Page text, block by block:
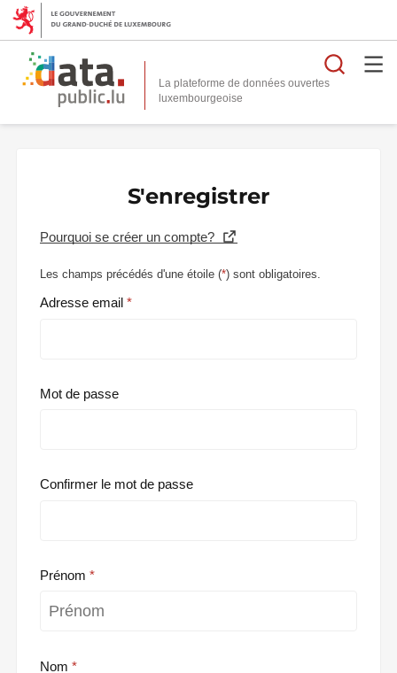
La plateforme de données ouvertes
S'enregistrer
Pourquoi se créer un compte?
Les champs précédés d'une étoile (*) sont obligatoires.
Adresse email
Mot de passe
Confirmer le mot de passe
Prénom
Nom